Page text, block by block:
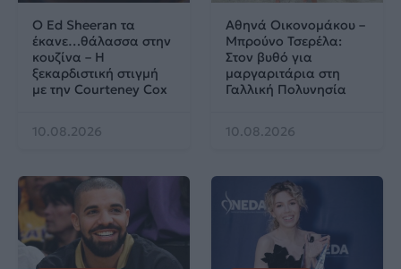
Ο Ed Sheeran τα
έκανε…θάλασσα στην
κουζίνα – Η
ξεκαρδιστική στιγμή
με την Courteney Cox
10.08.2026
Αθηνά Οικονομάκου –
Μπρούνο Τσερέλα:
Στον βυθό για
μαργαριτάρια στη
Γαλλική Πολυνησία
10.08.2026